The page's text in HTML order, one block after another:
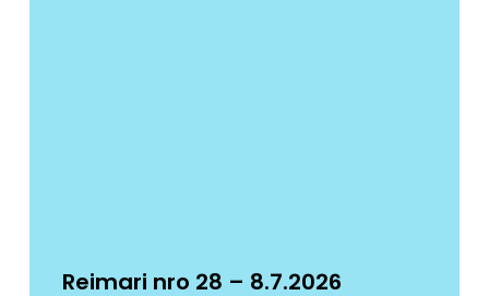
Reimari nro 28 – 8.7.2026